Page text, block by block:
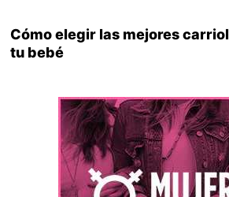
Cómo elegir las mejores
tu bebé